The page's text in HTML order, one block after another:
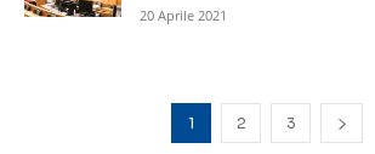
20 Aprile 2021
1 2 3